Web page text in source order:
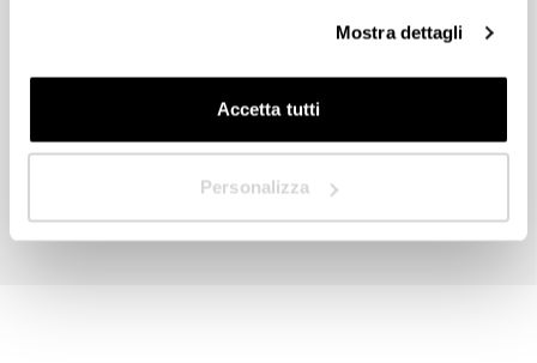
Mostra dettagli
Accetta tutti
Personalizza